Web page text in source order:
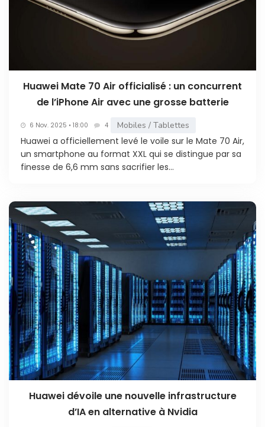
Huawei Mate 70 Air officialisé : un concurrent
de l’iPhone Air avec une grosse batterie
6 Nov. 2025 • 18:00 4 Mobiles / Tablettes
Huawei a officiellement levé le voile sur le Mate 70 Air,
un smartphone au format XXL qui se distingue par sa
finesse de 6,6 mm sans sacrifier les...
Huawei dévoile une nouvelle infrastructure
d’IA en alternative à Nvidia